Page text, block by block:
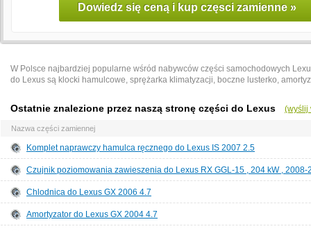
W Polsce najbardziej popularne wśród nabywców części samochodowych
do Lexus są klocki hamulcowe, sprężarka klimatyzacji, boczne lusterko,
Ostatnie znalezione przez naszą stronę części do Lexus (wyślij
Nazwa części zamiennej
Komplet naprawczy hamulca ręcznego do Lexus IS 2007 2.5
Czujnik poziomowania zawieszenia do Lexus RX GGL-15 , 204 kW ,
Chlodnica do Lexus GX 2006 4.7
Amortyzator do Lexus GX 2004 4.7